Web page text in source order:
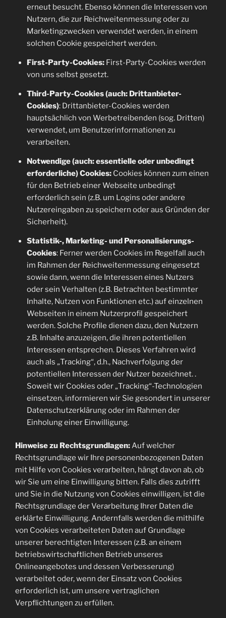
erneut besucht. Ebenso können die Interessen von
Nutzern, die zur Reichweitenmessung oder zu
Marketingzwecken verwendet werden, in einem
solchen Cookie gespeichert werden.
First-Party-Cookies:First-Party-Cookies werden
von uns selbst gesetzt.
Third-Party-Cookies (auch: Drittanbieter-
Cookies): Drittanbieter-Cookies werden
hauptsächlich von Werbetreibenden (sog. Dritten)
verwendet, um Benutzerinformationen zu
verarbeiten.
Notwendige (auch: essentielle oder unbedingt
erforderliche) Cookies:Cookies können zum einen
für den Betrieb einer Webseite unbedingt
erforderlich sein (z.B. um Logins oder andere
Nutzereingaben zu speichern oder aus Gründen der
Sicherheit).
Statistik-, Marketing- und Personalisierungs-
Cookies: Ferner werden Cookies im Regelfall auch
im Rahmen der Reichweitenmessung eingesetzt
sowie dann, wenn die Interessen eines Nutzers
oder sein Verhalten (z.B. Betrachten bestimmter
Inhalte, Nutzen von Funktionen etc.) auf einzelnen
Webseiten in einem Nutzerprofil gespeichert
werden. Solche Profile dienen dazu, den Nutzern
z.B. Inhalte anzuzeigen, die ihren potentiellen
Interessen entsprechen. Dieses Verfahren wird
auch als „Tracking“, d.h., Nachverfolgung der
potentiellen Interessen der Nutzer bezeichnet. .
Soweit wir Cookies oder „Tracking“-Technologien
einsetzen, informieren wir Sie gesondert in unserer
Datenschutzerklärung oder im Rahmen der
Einholung einer Einwilligung.
Hinweise zu Rechtsgrundlagen:Auf welcher
Rechtsgrundlage wir Ihre personenbezogenen Daten
mit Hilfe von Cookies verarbeiten, hängt davon ab, ob
wir Sie um eine Einwilligung bitten. Falls dies zutrifft
und Sie in die Nutzung von Cookies einwilligen, ist die
Rechtsgrundlage der Verarbeitung Ihrer Daten die
erklärte Einwilligung. Andernfalls werden die mithilfe
von Cookies verarbeiteten Daten auf Grundlage
unserer berechtigten Interessen (z.B. an einem
betriebswirtschaftlichen Betrieb unseres
Onlineangebotes und dessen Verbesserung)
verarbeitet oder, wenn der Einsatz von Cookies
erforderlich ist, um unsere vertraglichen
Verpflichtungen zu erfüllen.